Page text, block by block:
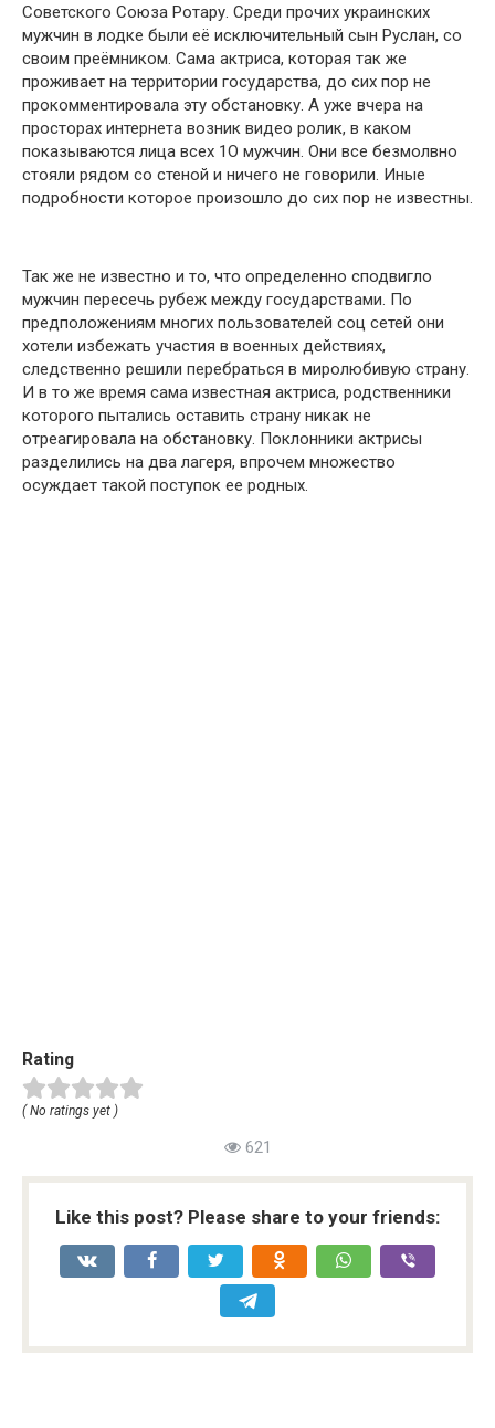
Советского Союза Ротару. Среди прочих украинских
мужчин в лодке были её исключительный сын Руслан, со
своим преёмником. Сама актриса, которая так же
проживает на территории государства, до сих пор не
прокомментировала эту обстановку. А уже вчера на
просторах интернета возник видео ролик, в каком
показываются лица всех 1О мужчин. Они все безмолвно
стояли рядом со стеной и ничего не говорили. Иные
подробности которое произошло до сих пор не известны.
Так же не известно и то, что определенно сподвигло
мужчин пересечь рубеж между государствами. По
предположениям многих пользователей соц сетей они
хотели избежать участия в военных действиях,
следственно решили перебраться в миролюбивую страну.
И в то же время сама известная актриса, родственники
которого пытались оставить страну никак не
отреагировала на обстановку. Поклонники актрисы
разделились на два лагеря, впрочем множество
осуждает такой поступок ее родных.
Rating
( No ratings yet )
621
Like this post? Please share to your friends: